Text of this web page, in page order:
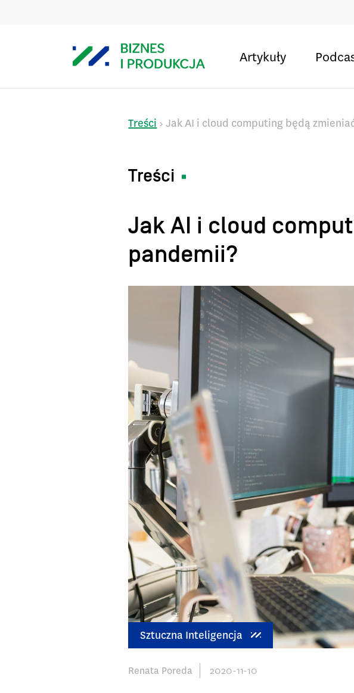
Artykuły
Treści >Jak AI i cloud computing będą
Treści
Jak AI i cloud
pandemii?
Sztuczna Inteligencja
Renata Poreda 2020-11-10